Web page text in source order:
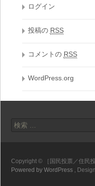
ログイン
投稿の RSS
コメントの RSS
WordPress.org
Copyright © ［国民
Powered by WordPress ,